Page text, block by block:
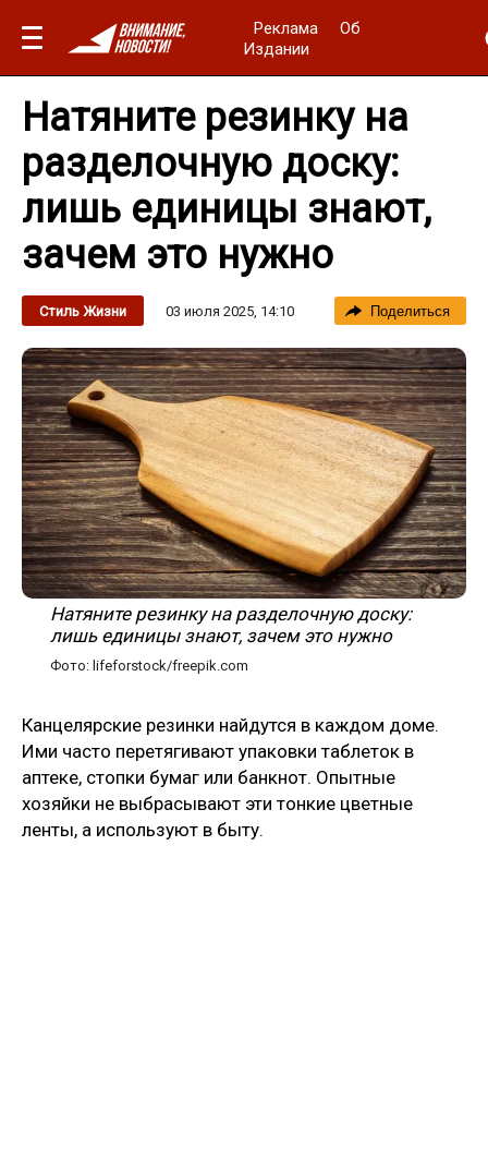
Реклама
Об
Издании
Натяните резинку на
разделочную доску:
лишь единицы знают,
зачем это нужно
Стиль Жизни 03 июля 2025, 14:10 Поделиться
Натяните резинку на разделочную доску:
лишь единицы знают, зачем это нужно
Фото: lifeforstock/freepik.com
Канцелярские резинки найдутся в каждом доме.
Ими часто перетягивают упаковки таблеток в
аптеке, стопки бумаг или банкнот. Опытные
хозяйки не выбрасывают эти тонкие цветные
ленты, а используют в быту.